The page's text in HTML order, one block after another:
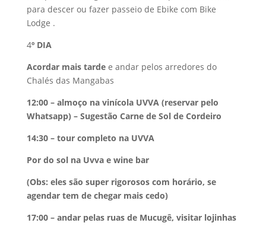
para descer ou fazer passeio de Ebike com Bike
Lodge .
4º DIA
Acordar mais tardee andar pelos arredores do
Chalés das Mangabas
12:00 – almoço na vinícola UVVA (reservar pelo
Whatsapp) – Sugestão Carne de Sol de Cordeiro
14:30 – tour completo na UVVA
Por do sol na Uvva e wine bar
(Obs: eles são super rigorosos com horário, se
agendar tem de chegar mais cedo)
17:00 – andar pelas ruas de Mucugê, visitar lojinhas